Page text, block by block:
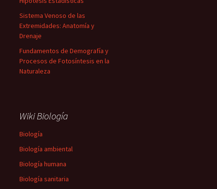
Sistema Venoso de las
Extremidades: Anatomía y
Drenaje
Fundamentos de Demografía y
Procesos de Fotosíntesis en la
Naturaleza
Wiki Biología
Biología
Biología ambiental
Biología humana
Biología sanitaria